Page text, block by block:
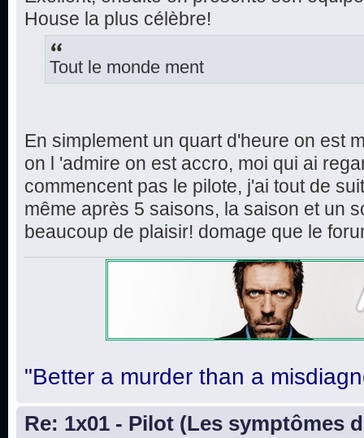
House la plus célèbre!
Tout le monde ment
En simplement un quart d'heure on est
on l 'admire on est accro, moi qui ai
commencent pas le pilote, j'ai tout de
même après 5 saisons, la saison et un
beaucoup de plaisir! domage que le
"Better a murder than a
Re: 1x01 - Pilot (Les symptômes